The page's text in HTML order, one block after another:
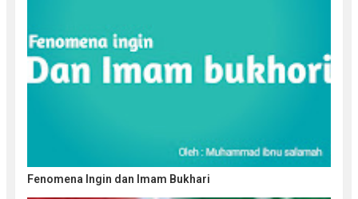
Fenomena Ingin dan Imam Bukhari